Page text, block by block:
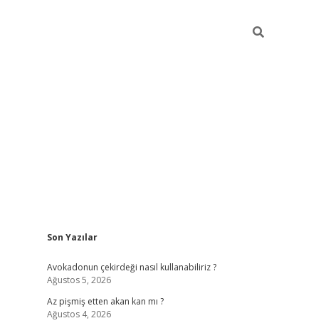
Sidebar
Son Yazılar
Avokadonun çekirdeği nasıl kullanabiliriz ?
Ağustos 5, 2026
Az pişmiş etten akan kan mı ?
Ağustos 4, 2026